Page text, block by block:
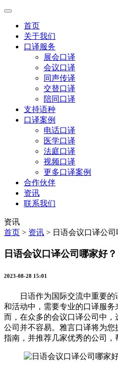
首页
关于我们
口译服务
展会口译
会议口译
同声传译
交替口译
陪同口译
支持语种
口译案例
电话口译
医学口译
法庭口译
视频口译
更多口译案例
合作伙伴
资讯
联系我们
资讯
首页 > 资讯 > 日语会议口译公司
日语会议口译公司哪家好？
2023-08-28 15:01
日语作为国际交流中重要的
和活动中，需要专业的口译服
而，在众多的会议口译公司中
公司并不容易。雅言口译将为
指南，并推荐几家优秀的公司，